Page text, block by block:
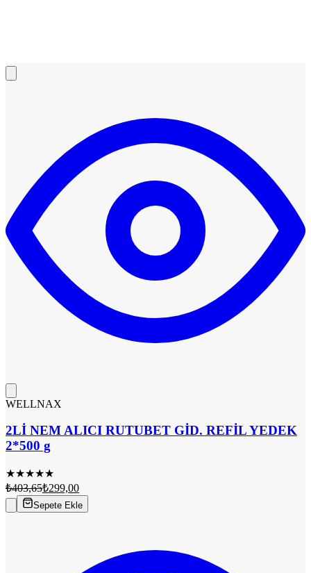
WELLNAX
2Lİ NEM ALICI RUTUBET GİD. REFİL YEDEK
2*500 g
★★★★★
₺403,65₺299,00
Sepete Ekle